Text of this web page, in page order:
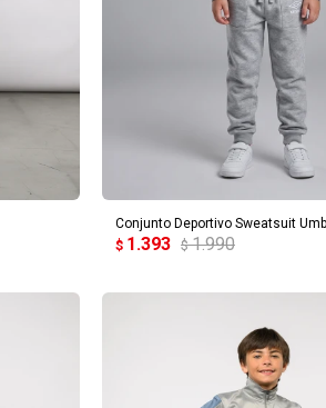
Conjunto Deportivo Sweatsuit
$ 1.393 $ 1.990
AGREGAR AL